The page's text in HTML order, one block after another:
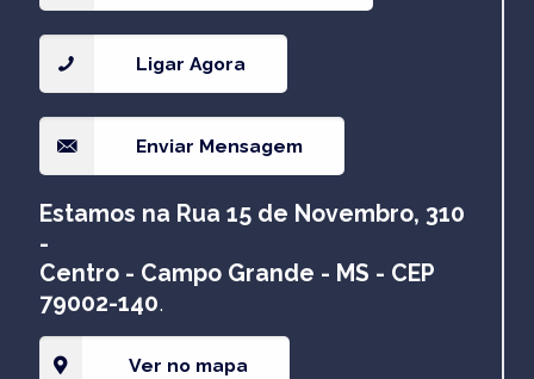
Ligar Agora
Enviar Mensagem
Estamos na Rua 15 de Novembro, 310
-
Centro - Campo Grande - MS - CEP
79002-140.
Ver no mapa